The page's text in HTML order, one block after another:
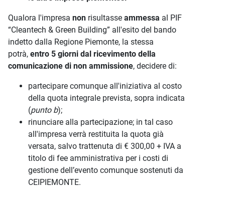
Qualora l'impresa non risultasse ammessa al PIF
“Cleantech & Green Building” all'esito del bando
indetto dalla Regione Piemonte, la stessa
potrà, entro 5 giorni dal ricevimento della
comunicazione di non ammissione, decidere di:
partecipare comunque all'iniziativa al costo
della quota integrale prevista, sopra indicata
(punto b);
rinunciare alla partecipazione; in tal caso
all'impresa verrà restituita la quota già
versata, salvo trattenuta di € 300,00 + IVA a
titolo di fee amministrativa per i costi di
gestione dell’evento comunque sostenuti da
CEIPIEMONTE.